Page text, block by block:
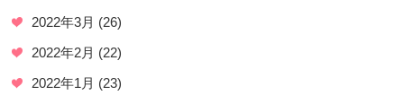
2022年3月 (26)
2022年2月 (22)
2022年1月 (23)